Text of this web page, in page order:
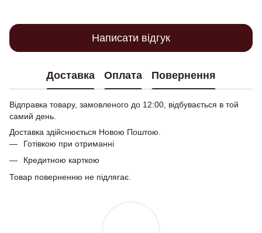
Написати відгук
Доставка Оплата Повернення
Відправка товару, замовленого до 12:00, відбувається в той
самий день.
Доставка здійснюється Новою Поштою.
Готівкою при отриманні
Кредитною карткою
Товар поверненню не підлягає.